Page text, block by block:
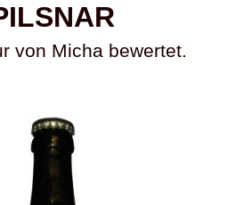
von Micha bewertet.